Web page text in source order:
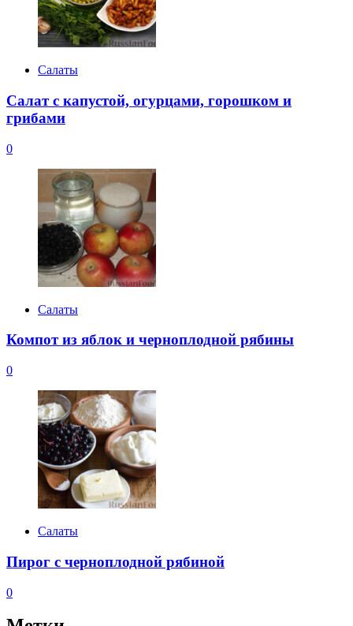
Салаты
Салат с капустой, огурцами, горошком и
грибами
0
Салаты
Компот из яблок и черноплодной рябины
0
Салаты
Пирог с черноплодной рябиной
0